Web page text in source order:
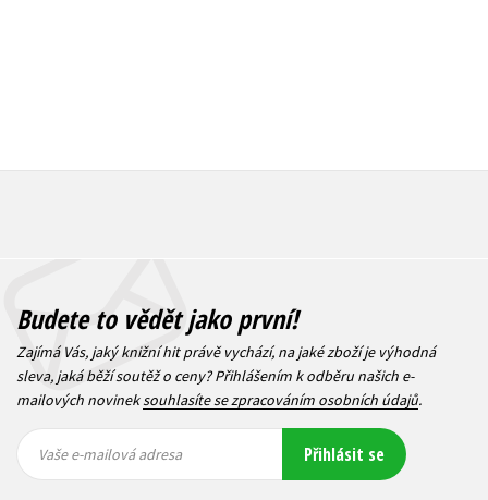
Budete to vědět jako první!
Zajímá Vás, jaký knižní hit právě vychází, na jaké zboží je výhodná
sleva, jaká běží soutěž o ceny? Přihlášením k odběru našich e-
mailových novineksouhlasíte se zpracováním osobních údajů.
mailová
mailová
Vaše e-mailová adresa Přihlásit se